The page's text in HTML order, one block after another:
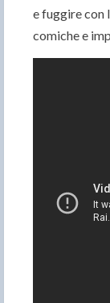
e fuggire con
comiche e